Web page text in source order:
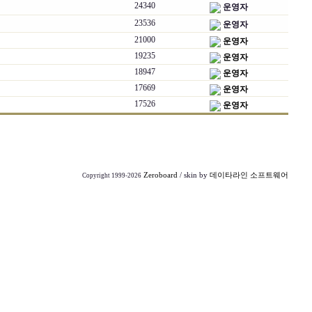
24340
운영자
23536
운영자
21000
운영자
19235
운영자
18947
운영자
17669
운영자
17526
운영자
Copyright 1999-2026 Zeroboard / skin by 데이타라인 소프트웨어